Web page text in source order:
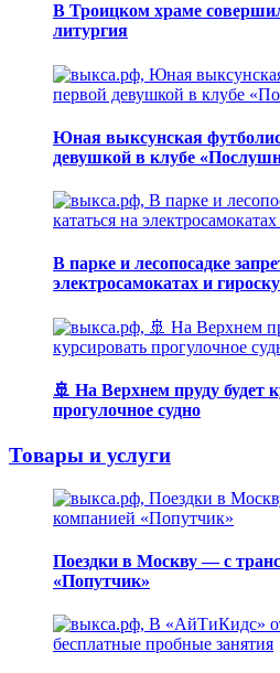
В Троицком храме
литургия
Юная выксунская
девушкой в клубе
В парке и лесопосадке
электросамокатах и
🚢 На Верхнем пруду будет
прогулочное судно
Товары и услуги
Поездки в Москву — с
«Попутчик»